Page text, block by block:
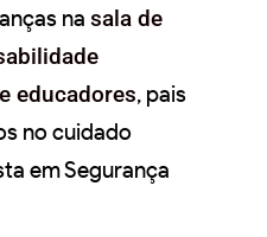
na sala de
educadores, pais
no cuidado
em Segurança